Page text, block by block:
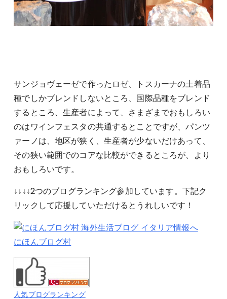
サンジョヴェーゼで作ったロゼ、トスカーナの土着品
種でしかブレンドしないところ、国際品種をブレンド
するところ、生産者によって、さまざまでおもしろい
のはワインフェスタの共通するとことですが、パンツ
ァーノは、地区が狭く、生産者が少ないだけあって、
その狭い範囲でのコアな比較ができるところが、より
おもしろいです。
↓↓↓↓2つのブログランキング参加しています。下記ク
リックして応援していただけるとうれしいです！
にほんブログ村
人気ブログランキング